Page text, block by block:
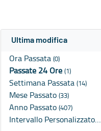
Ultima modifica
Ora Passata (0)
Passate 24 Ore (1)
Settimana Passata (14)
Mese Passato (33)
Anno Passato (407)
Intervallo Personalizzato…